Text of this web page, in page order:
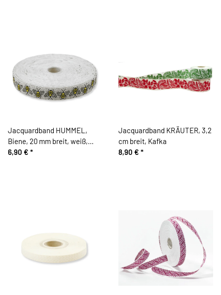
Jacquardband HUMMEL,
Biene, 20 mm breit, weiß,
Kafka
6,90 € *
Jacquardband KRÄUTER, 3,2
cm breit, Kafka
8,90 € *